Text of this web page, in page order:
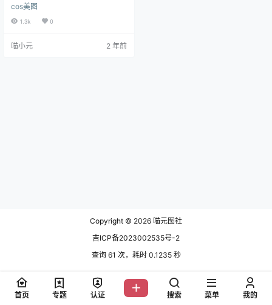
简直就是服装变身的教科书，而且
活力满满的广东妹子，总是能把二
经更新了70多套，今天带大家欣赏
cos美图
1.3k 0
喵小元 2 年前
Copyright © 2026 喵元图社
吉ICP备2023002535号-2
查询 61 次，耗时 0.1235 秒
首页 专题 认证 搜索 菜单 我的